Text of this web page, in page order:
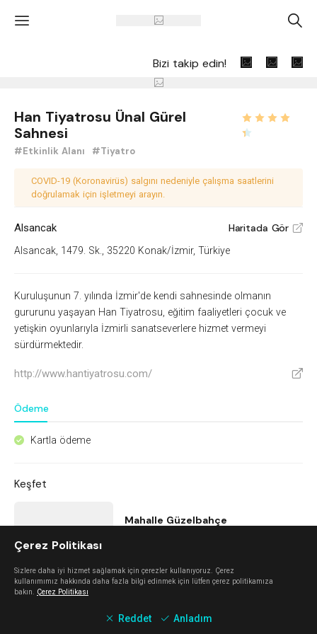
' A
Bizi takip edin!
Han Tiyatrosu Ünal Gürel
Sahnesi
#Etkinlik Alanı #Tiyatro
COVID-19 (Koronavirüs) salgını nedeniyle çalışma saatlerini
doğrulamak için işletmeyi arayın.
Alsancak Haritada Gör V
Alsancak, 1479. Sk., 35220 Konak/İzmir, Türkiye
Kuruluşunun 7. yılında İzmir'de kendi sahnesinde olmanın
gururunu yaşayan Han Tiyatrosu, eğitim faaliyetleri çocuk ve
yetişkin oyunlarıyla İzmirli sanatseverlere hizmet vermeyi
sürdürmektedir.
http://www.hantiyatrosu.com/ V
Ödeme
^ Kartla ödeme
Keşfet
Mahalle Güzelbahçe
Çerez Politikası
Sizlere daha iyi hizmet sağlamak için çerezler kullanıyoruz. Çerez
kullanımımız hakkında daha fazla bilgi edinmek için lütfen çerez politikamıza
bakın. Çerez Politikası
Reddet Anladım